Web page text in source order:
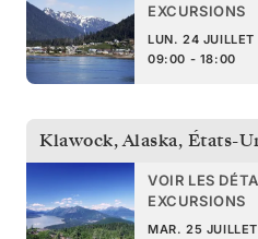
EXCURSIONS
LUN. 24 JUILLET
09:00 - 18:00
Klawock, Alaska, États-
VOIR LES
EXCURSIONS
MAR. 25 JUILLET